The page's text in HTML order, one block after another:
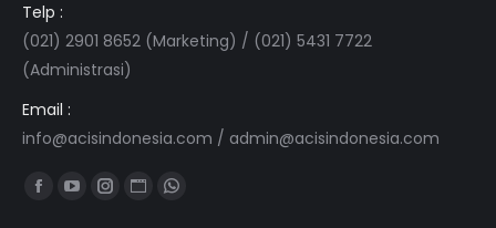
Telp :
(021) 2901 8652 (Marketing) / (021) 5431 7722
(Administrasi)
Email :
info@acisindonesia.com / admin@acisindonesia.com
Find us on:
FacebookYouTube
Instagram
WebsiteWhatsapp